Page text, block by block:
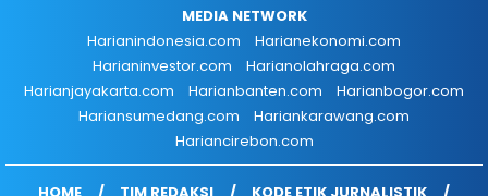
MEDIA NETWORK
Harianindonesia.com
Harianekonomi.com
Harianinvestor.com
Harianolahraga.com
Harianjayakarta.com
Harianbanten.com
Harianbogor.com
Hariansumedang.com
Hariankarawang.com
Hariancirebon.com